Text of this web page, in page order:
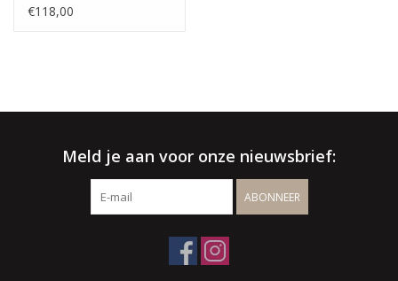
€118,00
Meld je aan voor onze nieuwsbrief:
ABONNEER